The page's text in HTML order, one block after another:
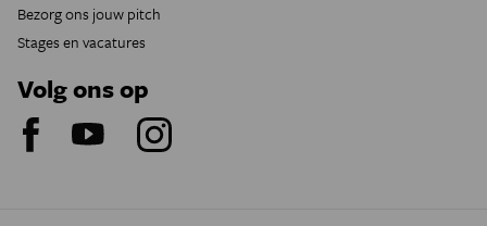
Bezorg ons jouw pitch
Stages en vacatures
Volg ons op